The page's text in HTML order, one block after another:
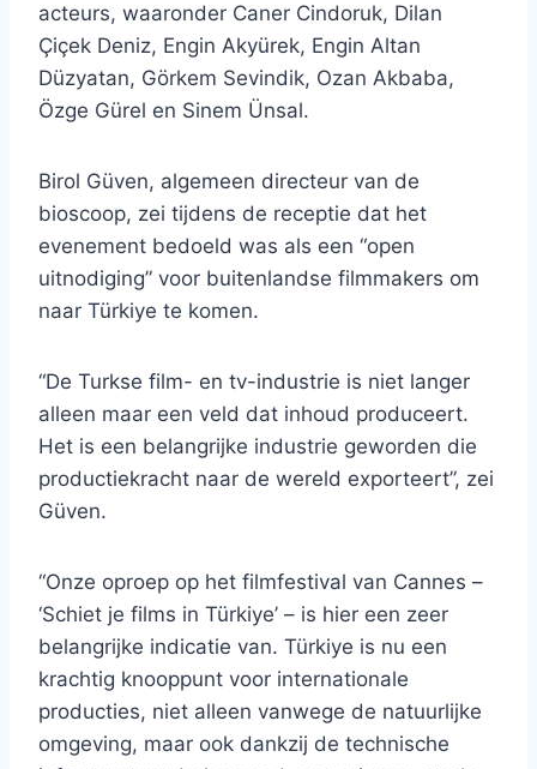
acteurs, waaronder Caner Cindoruk, Dilan
Çiçek Deniz, Engin Akyürek, Engin Altan
Düzyatan, Görkem Sevindik, Ozan Akbaba,
Özge Gürel en Sinem Ünsal.
Birol Güven, algemeen directeur van de
bioscoop, zei tijdens de receptie dat het
evenement bedoeld was als een “open
uitnodiging” voor buitenlandse filmmakers om
naar Türkiye te komen.
“De Turkse film- en tv-industrie is niet langer
alleen maar een veld dat inhoud produceert.
Het is een belangrijke industrie geworden die
productiekracht naar de wereld exporteert”, zei
Güven.
“Onze oproep op het filmfestival van Cannes –
‘Schiet je films in Türkiye’ – is hier een zeer
belangrijke indicatie van. Türkiye is nu een
krachtig knooppunt voor internationale
producties, niet alleen vanwege de natuurlijke
omgeving, maar ook dankzij de technische